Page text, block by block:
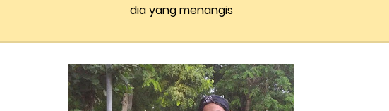
Tutup Buku, untuk membuka buku
Tak Hanya Badai, Hari Yang Cerahpun Pasti Berlalu
Cara Mengatasi Touchscreen Samsung J7 Prime Tidak Berfungsi
Selamat Hari Blogger Nasional 2018
dia yang menangis